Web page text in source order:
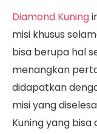
Diamond Kuning
misi khusus
bisa berupa hal
menangkan
didapatkan
misi yang
Kuning yang bisa